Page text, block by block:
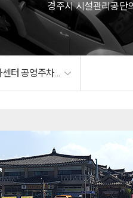
경주시 시설관리공단
황남생활문화센터 공영주차장